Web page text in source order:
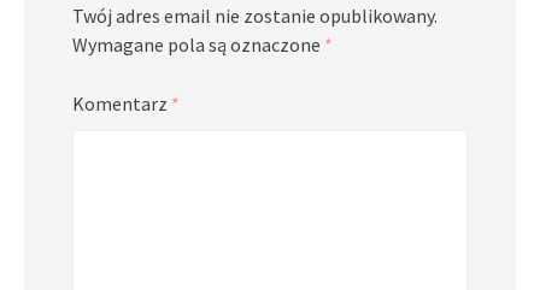
Twój adres email nie zostanie opublikowany.
Wymagane pola są oznaczone *
Komentarz *